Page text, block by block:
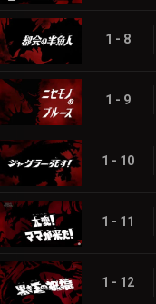
1 - 8
1 - 9
1 - 10
1 - 11
1 - 12